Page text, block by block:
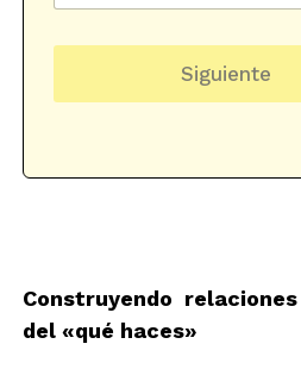
r
e
c
c
o
w
s
t
e
d
e
Siguiente
Construyendo
del «qué haces»